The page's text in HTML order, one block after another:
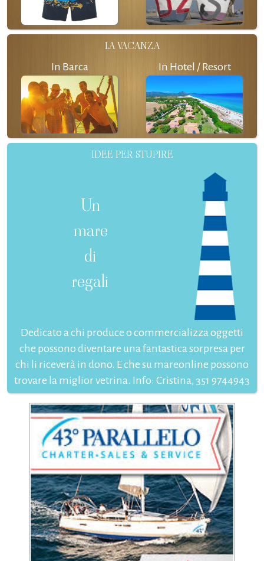
LA VACANZA
In Barca In Hotel / Resort
IDEE PER STUPIRE
Un
mare
di
regali
Dedicato a chi produce o commercializza oggetti
che possono diventare una fantastica sorpresa per
chi li riceverà in dono. E che su mareonline possono
trovare la miglior vetrina. Info: Cristina, 351 9744943